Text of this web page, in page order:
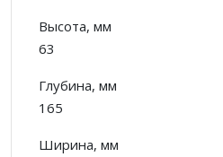
Высота, мм
63
Глубина, мм
165
Ширина, мм